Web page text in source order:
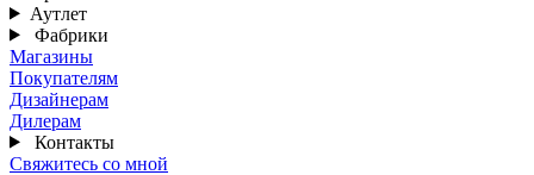
Аутлет
Фабрики
Магазины
Покупателям
Дизайнерам
Дилерам
Контакты
Свяжитесь со мной